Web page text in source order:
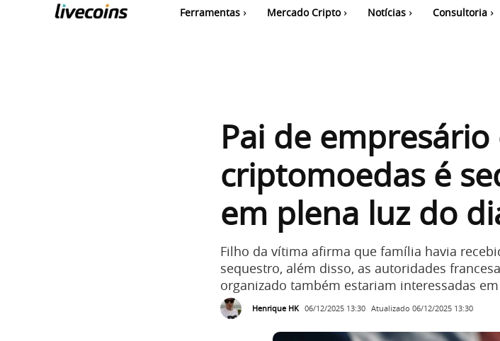
Ferramentas Mercado Cripto Notícias Consultoria
Pai de empresário
criptomoedas é
em plena luz do
Filho da vítima afirma que família havia
sequestro, além disso, as autoridades
organizado também estariam interessadas
Henrique HK 06/12/2025 13:30 Atualizado 06/12/2025 13:30